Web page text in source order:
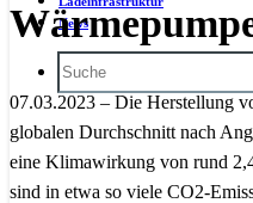
News
07.03.2023 – Die Herstellung
globalen Durchschnitt nach
eine Klimawirkung von rund
sind in etwa so viele CO2-